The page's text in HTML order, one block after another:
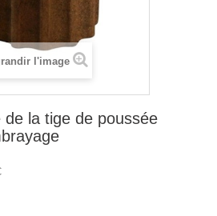
l'image
de la tige de poussée